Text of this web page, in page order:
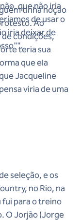
que não iria
de usar o
iria deixar de
tinha noção
Ao
condições,
teria sua
que ela
Jacqueline
viria de uma
seleção, e os
no Rio, na
fui para o treino
O Jorjão (Jorge